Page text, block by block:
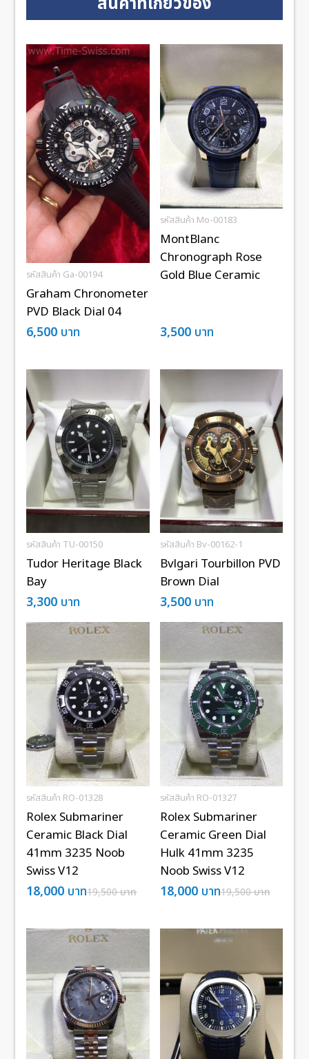
รหัสสินค้า Ga-00194
Graham Chronometer
PVD Black Dial 04
6,500 บาท
รหัสสินค้า Mo-00183
MontBlanc
Chronograph Rose
Gold Blue Ceramic
3,500 บาท
รหัสสินค้า TU-00150
Tudor Heritage Black
Bay
3,300 บาท
รหัสสินค้า Bv-00162-1
Bvlgari Tourbillon PVD
Brown Dial
3,500 บาท
รหัสสินค้า RO-01328
Rolex Submariner
Ceramic Black Dial
41mm 3235 Noob
Swiss V12
19,500บาท
18,000 บาท
รหัสสินค้า RO-01327
Rolex Submariner
Ceramic Green Dial
Hulk 41mm 3235
Noob Swiss V12
19,500บาท
18,000 บาท